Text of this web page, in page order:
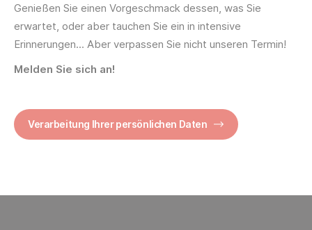
Genießen Sie einen Vorgeschmack dessen, was Sie
erwartet, oder aber tauchen Sie ein in intensive
Erinnerungen... Aber verpassen Sie nicht unseren Termin!
Melden Sie sich an!
Verarbeitung Ihrer persönlichen Daten